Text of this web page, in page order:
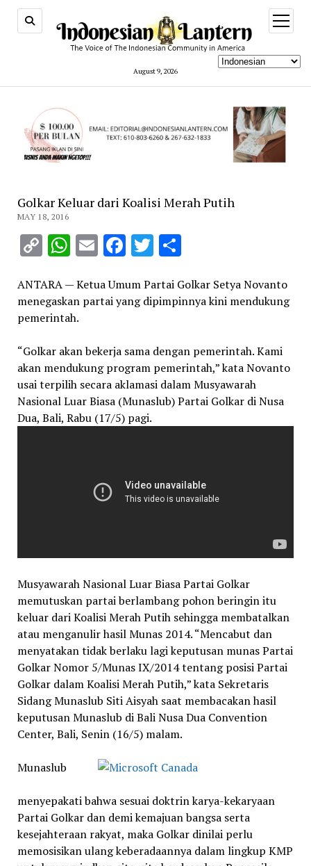
August 9, 2026
open
menu
Golkar Keluar dari Koalisi Merah Putih
MAY 18, 2016
CopyWhatsApp
EmailFacebook
Twitter
Share
ANTARA — Ketua Umum Partai Golkar Setya Novanto
menegaskan partai yang dipimpinnya kini mendukung
pemerintah.
“Golkar akan bekerja sama dengan pemerintah. Kami
akan mendukung program pemerintah,” kata Novanto
usai terpilih secara aklamasi dalam Musyawarah
Nasional Luar Biasa (Munaslub) Partai Golkar di Nusa
Dua, Bali, Rabu (17/5) pagi.
Musyawarah Nasional Luar Biasa Partai Golkar
memutuskan partai berlambang pohon beringin itu
keluar dari Koalisi Merah Putih sehingga membatalkan
atau menganulir hasil Munas 2014. “Mencabut dan
menyatakan tidak berlaku lagi keputusan munas Partai
Golkar Nomor 5/Munas IX/2014 tentang posisi Partai
Golkar dalam Koalisi Merah Putih,” kata Sekretaris
Sidang Munaslub Siti Aisyah saat membacakan hasil
keputusan Munaslub di Bali Nusa Dua Convention
Center, Bali, Senin (16/5) malam.
Munaslub
menyepakati bahwa sesuai doktrin karya-kekaryaan
Partai Golkar dan demi kemajuan bangsa serta
kesejahteraan rakyat, maka Golkar dinilai perlu
memosisikan ulang keberadaannya dalam lingkup KMP